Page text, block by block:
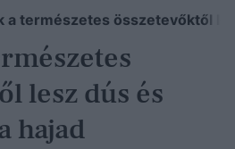
a természetes összetevőktől
lesz dús és
hajad